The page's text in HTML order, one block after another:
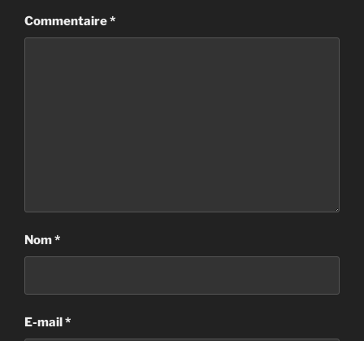
Commentaire*
Nom*
E-mail*